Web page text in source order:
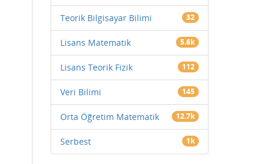
Teorik Bilgisayar Bilimi 32
Lisans Matematik 5.6k
Lisans Teorik Fizik 112
Veri Bilimi 145
Orta Öğretim Matematik 12.7k
Serbest 1k